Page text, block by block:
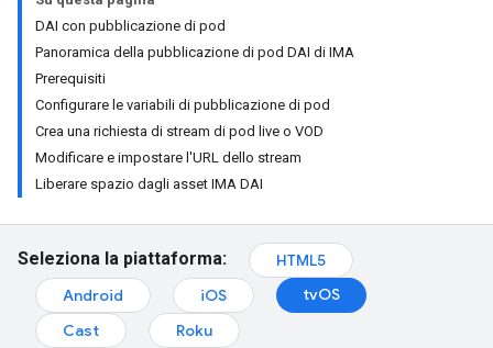
DAI con pubblicazione di pod
Panoramica della pubblicazione di pod DAI di IMA
Prerequisiti
Configurare le variabili di pubblicazione di pod
Crea una richiesta di stream di pod live o VOD
Modificare e impostare l'URL dello stream
Liberare spazio dagli asset IMA DAI
Seleziona la piattaforma:
HTML5
Android
iOS
tvOS
Cast
Roku